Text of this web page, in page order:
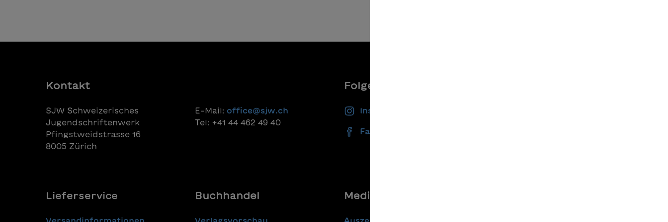
maiuscolo
Kontakt
SJW Schweizerisches
Jugendschriftenwerk
Pfingstweidstrasse 16
8005 Zürich
E-Mail: office@sjw.ch
Tel: +41 44 462 49 40
Folgen Sie uns
Instagram
Facebook
Lieferservice Buchhandel Media